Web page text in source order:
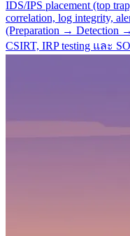
IDS/IPS placement (top
correlation, log integrity,
(Preparation → Detection
CSIRT, IRP testing และ